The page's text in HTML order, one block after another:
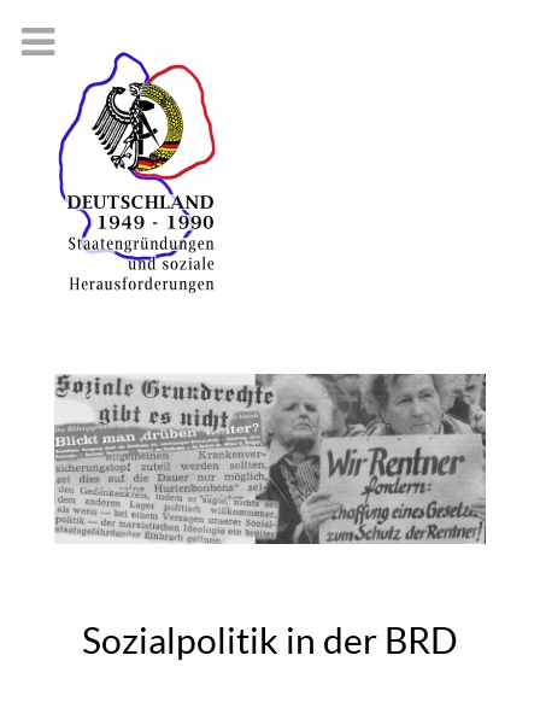
Sozialpolitik in der BRD